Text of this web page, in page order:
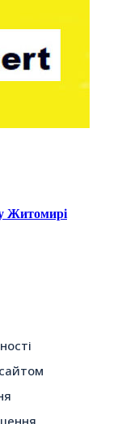
Житомирі